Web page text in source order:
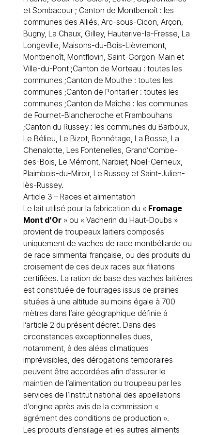
et Sombacour ; Canton de Montbenoît : les
communes des Alliés, Arc-sous-Cicon, Arçon,
Bugny, La Chaux, Gilley, Hauterive-la-Fresse, La
Longeville, Maisons-du-Bois-Lièvremont,
Montbenoît, Montflovin, Saint-Gorgon-Main et
Ville-du-Pont ;Canton de Morteau : toutes les
communes ;Canton de Mouthe : toutes les
communes ;Canton de Pontarlier : toutes les
communes ;Canton de Maîche : les communes
de Fournet-Blancheroche et Frambouhans
;Canton du Russey : les communes du Barboux,
Le Bélieu, Le Bizot, Bonnétage, La Bosse, La
Chenalotte, Les Fontenelles, Grand’Combe-
des-Bois, Le Mémont, Narbief, Noël-Cerneux,
Plaimbois-du-Miroir, Le Russey et Saint-Julien-
lès-Russey.
Article 3 – Races et alimentation
Le lait utilisé pour la fabrication du « Fromage
Mont d’Or » ou « Vacherin du Haut-Doubs »
provient de troupeaux laitiers composés
uniquement de vaches de race montbéliarde ou
de race simmental française, ou des produits du
croisement de ces deux races aux filiations
certifiées. La ration de base des vaches laitières
est constituée de fourrages issus de prairies
situées à une altitude au moins égale à 700
mètres dans l’aire géographique définie à
l’article 2 du présent décret. Dans des
circonstances exceptionnelles dues,
notamment, à des aléas climatiques
imprévisibles, des dérogations temporaires
peuvent être accordées afin d’assurer le
maintien de l’alimentation du troupeau par les
services de l’Institut national des appellations
d’origine après avis de la commission «
agrément des conditions de production ».
Les produits d’ensilage et les autres aliments